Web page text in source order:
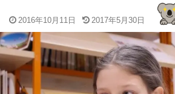
2016年10月11日 2017年5月30日